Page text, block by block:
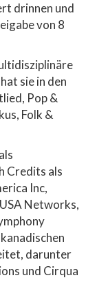
drinnen und
von 8
sie in den
Pop &
Folk &
Credits als
Inc,
Networks,
darunter
und Cirqua